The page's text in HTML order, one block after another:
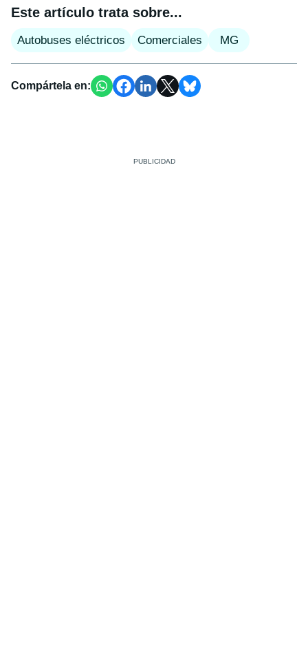
Este artículo trata sobre...
Autobuses eléctricos Comerciales MG
Compártela en: